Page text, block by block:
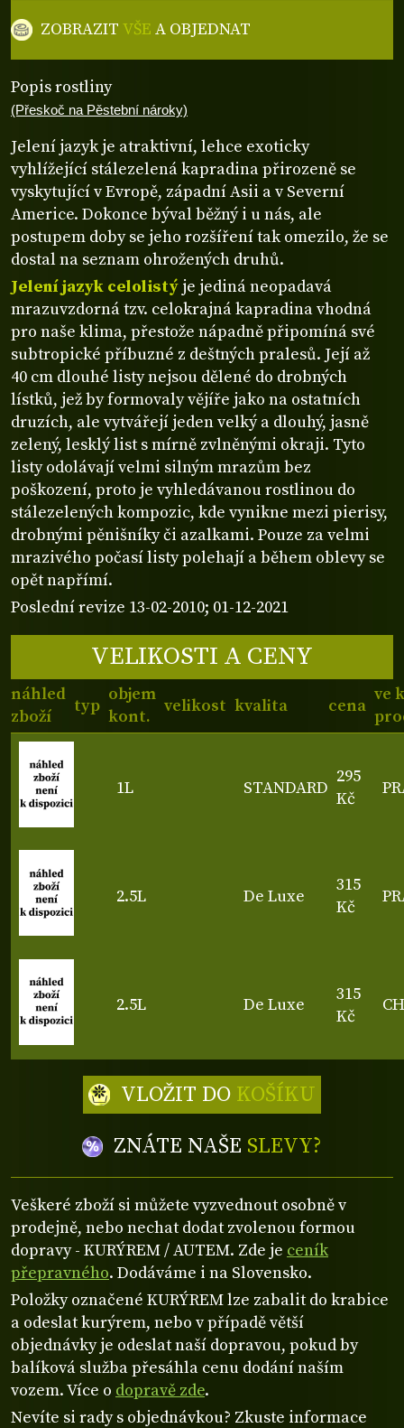
Popis rostliny
(Přeskoč na Pěstební nároky)
Jelení jazyk je atraktivní, lehce exoticky
vyhlížející stálezelená kapradina přirozeně se
vyskytující v Evropě, západní Asii a v Severní
Americe. Dokonce býval běžný i u nás, ale
postupem doby se jeho rozšíření tak omezilo, že se
dostal na seznam ohrožených druhů.
Jelení jazyk celolistý je jediná neopadavá
mrazuvzdorná tzv. celokrajná kapradina vhodná
pro naše klima, přestože nápadně připomíná své
subtropické příbuzné z deštných pralesů. Její až
40 cm dlouhé listy nejsou dělené do drobných
lístků, jež by formovaly vějíře jako na ostatních
druzích, ale vytvářejí jeden velký a dlouhý, jasně
zelený, lesklý list s mírně zvlněnými okraji. Tyto
listy odolávají velmi silným mrazům bez
poškození, proto je vyhledávanou rostlinou do
stálezelených kompozic, kde vynikne mezi pierisy,
drobnými pěnišníky či azalkami. Pouze za velmi
mrazivého počasí listy polehají a během oblevy se
opět napřímí.
Poslední revize 13-02-2010; 01-12-2021
VELIKOSTI A CENY
náhled
zboží
typ
objem
kont.
velikost kvalita cena
ve
1L STANDARD
295
Kč
2.5L De Luxe
315
Kč
2.5L De Luxe
315
Kč
ZNÁTE NAŠE SLEVY?
VLOŽIT DO KOŠÍKU
ZOBRAZITVŠE A OBJEDNAT
Veškeré zboží si můžete vyzvednout osobně v
prodejně, nebo nechat dodat zvolenou formou
dopravy - KURÝREM / AUTEM. Zde je ceník
přepravného. Dodáváme i na Slovensko.
Položky označené KURÝREM lze zabalit do krabice
a odeslat kurýrem, nebo v případě větší
objednávky je odeslat naší dopravou, pokud by
balíková služba přesáhla cenu dodání naším
vozem. Více o dopravě zde.
Nevíte si rady s objednávkou? Zkuste informace